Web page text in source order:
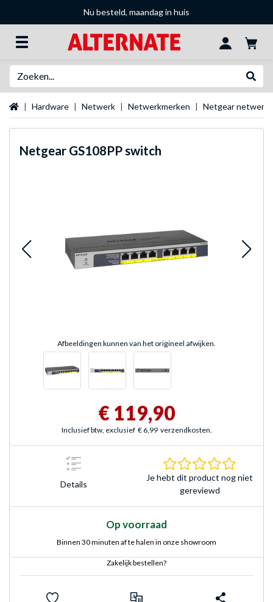
Nu besteld, maandag in huis
Startpagina
Hardware Netwerk Netwerkmerken Netgear
Netgear GS108PP switch
Afbeeldingen kunnen van het origineel afwijken.
€ 119,90
Inclusief btw, exclusief € 6,99 verzendkosten.
Details
Je hebt dit product nog niet
gereviewd
Op voorraad
Binnen 30 minuten af te halen in onze showroom
Zakelijk bestellen?